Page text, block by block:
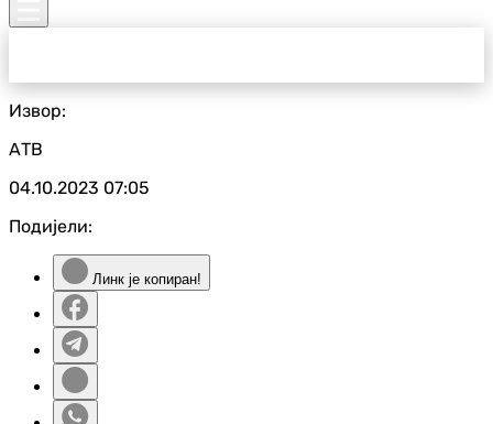
Извор:
АТВ
04.10.2023 07:05
Подијели:
Линк је копиран!